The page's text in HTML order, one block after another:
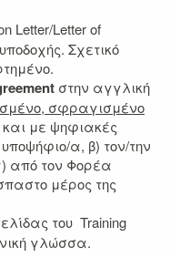
Letter/Letter of
Σχετικό
στην αγγλική
σφραγισμένο
και με ψηφιακές
α, β) τον/την
από τον Φορέα
μέρος της
του Training
γλώσσα.